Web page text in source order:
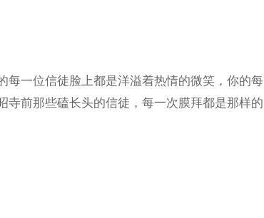
每一位信徒脸上都是洋溢着热情的微笑，你的每
寺前那些磕长头的信徒，每一次膜拜都是那样的